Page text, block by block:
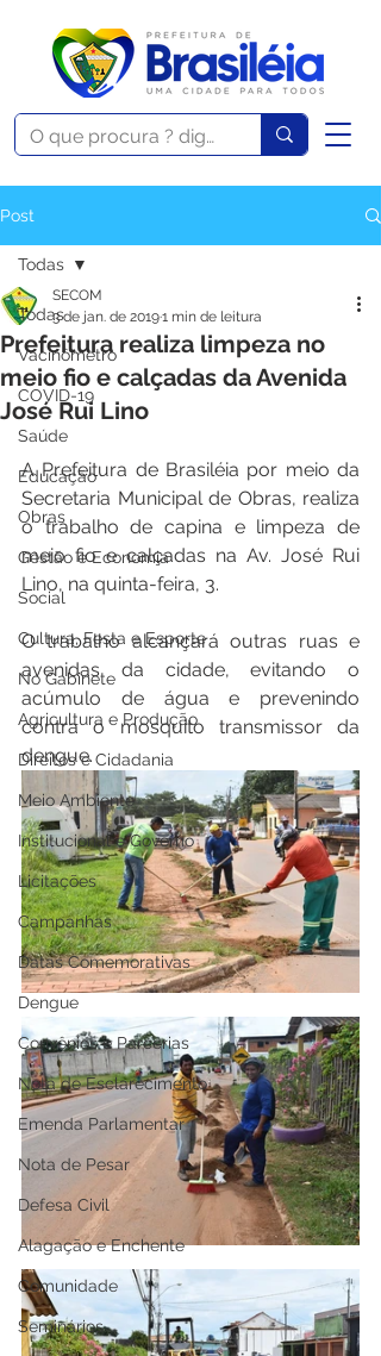
Post
Todas
Vacinômetro
COVID-19
Saúde
Educação
Obras
Gestão e Economia
Social
Cultura, Festa e Esporte
No Gabinete
Agricultura e Produção
Direitos e Cidadania
Meio Ambiente
Institucional e Governo
Licitações
Campanhas
Datas Comemorativas
Dengue
Convênios e Parcerias
Nota de Esclarecimento
Emenda Parlamentar
Nota de Pesar
Defesa Civil
Alagação e Enchente
Comunidade
Seminários
Todas
Prefeitura realiza limpeza no
meio fio e calçadas da Avenida
José Rui Lino
SECOM
3 de jan. de 20191 min de leitura
A Prefeitura de Brasiléia por meio da
Secretaria Municipal de Obras, realiza
o trabalho de capina e limpeza de
meio fio e calçadas na Av. José Rui
Lino, na quinta-feira, 3.
O trabalho alcançará outras ruas e
avenidas da cidade, evitando o
acúmulo de água e prevenindo
contra o mosquito transmissor da
dengue.